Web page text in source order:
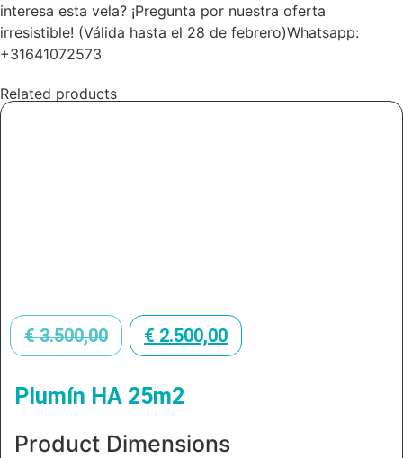
interesa esta vela? ¡Pregunta por nuestra oferta
irresistible! (Válida hasta el 28 de febrero)Whatsapp:
+31641072573
Related products
€3.500,00 € 2.500,00
Plumín HA 25m2
Product Dimensions